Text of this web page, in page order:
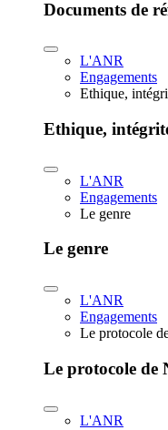
Documents de
L'ANR
Engagements
Ethique,
Ethique,
L'ANR
Engagements
Le genre
Le genre
L'ANR
Engagements
Le protocole
Le protocole de
L'ANR